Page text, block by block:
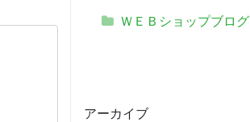
ＷＥＢショップブログ
アーカイブ